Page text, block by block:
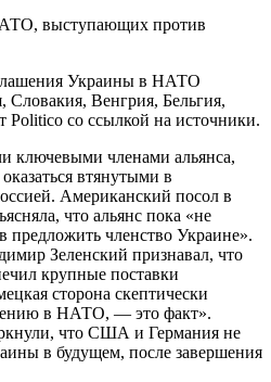
Украины в НАТО
Венгрия, Бельгия,
со ссылкой на источники.
ключевыми членами альянса,
втянутыми в
Американский посол в
что альянс пока «не
предложить членство Украине».
Зеленский признавал, что
крупные поставки
сторона скептически
в НАТО, — это факт».
что США и Германия не
в будущем, после завершения